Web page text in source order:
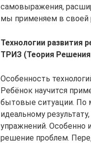
самовыражения,
мы применяем в своей
Технологии развития
ТРИЗ (Теория
Особенность
Ребёнок научится
бытовые ситуации. По
идеальному
упражнений. Особенно
решение проблем.